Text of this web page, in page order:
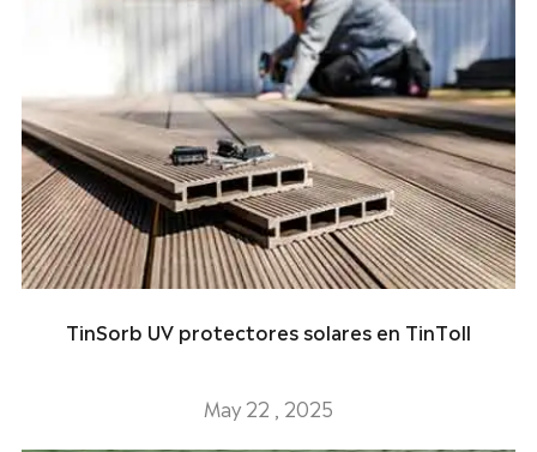
TinSorb UV protectores solares en TinToll
May 22 , 2025